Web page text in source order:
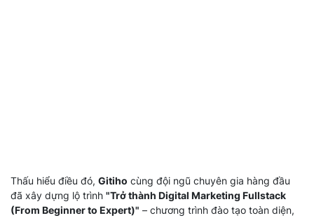
Thấu hiểu điều đó, Gitiho cùng đội ngũ chuyên gia hàng đầu
đã xây dựng lộ trình "Trở thành Digital Marketing Fullstack
(From Beginner to Expert)" – chương trình đào tạo toàn diện,